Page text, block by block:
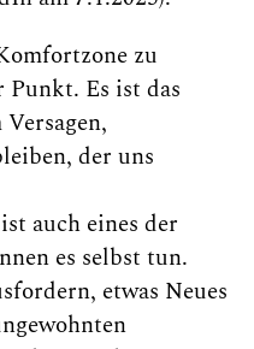
zu
Punkt. Es ist das
der uns
auch eines der
es selbst tun.
etwas Neues